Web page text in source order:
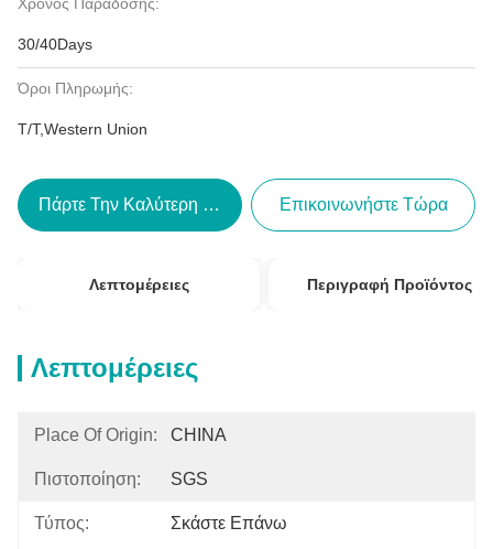
30/40Days
Όροι Πληρωμής:
T/T,Western Union
Πάρτε Την Καλύτερη Τιμή Επικοινωνήστε Τώρα
Λεπτομέρειες Περιγραφή Προϊόντος
Λεπτομέρειες
Place Of Origin: CHINA
Πιστοποίηση: SGS
Τύπος: Σκάστε Επάνω